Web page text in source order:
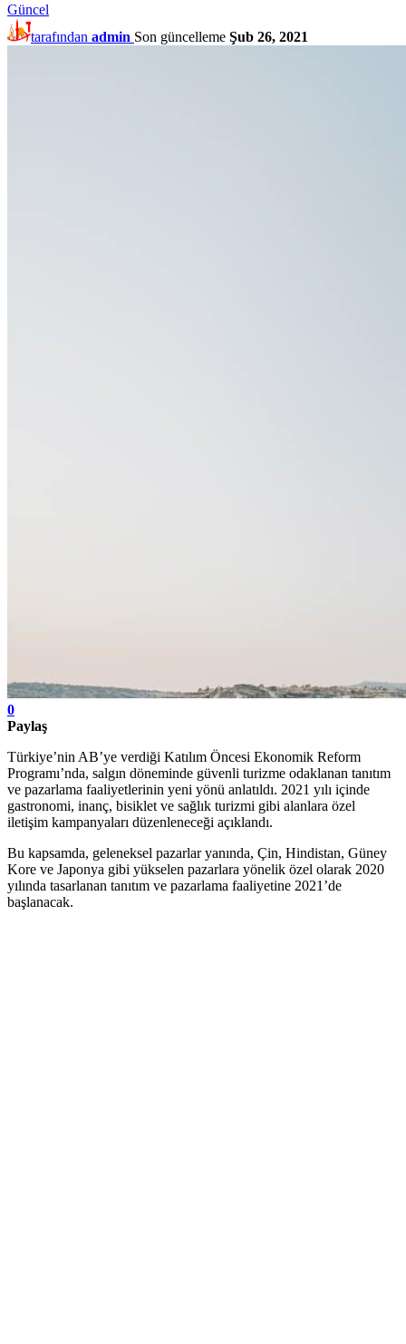
Güncel
tarafından admin Son güncelleme Şub 26, 2021
0
Paylaş
Türkiye’nin AB’ye verdiği Katılım Öncesi Ekonomik Reform
Programı’nda, salgın döneminde güvenli turizme odaklanan tanıtım
ve pazarlama faaliyetlerinin yeni yönü anlatıldı. 2021 yılı içinde
gastronomi, inanç, bisiklet ve sağlık turizmi gibi alanlara özel
iletişim kampanyaları düzenleneceği açıklandı.
Bu kapsamda, geleneksel pazarlar yanında, Çin, Hindistan, Güney
Kore ve Japonya gibi yükselen pazarlara yönelik özel olarak 2020
yılında tasarlanan tanıtım ve pazarlama faaliyetine 2021’de
başlanacak.